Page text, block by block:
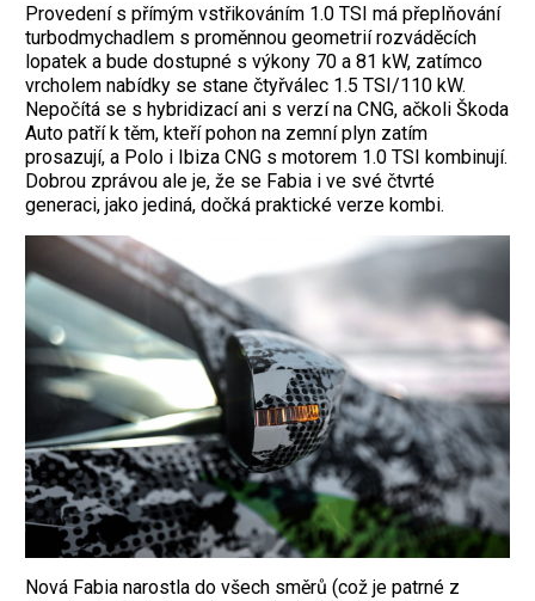
Provedení s přímým vstřikováním 1.0 TSI má přeplňování
turbodmychadlem s proměnnou geometrií rozváděcích
lopatek a bude dostupné s výkony 70 a 81 kW, zatímco
vrcholem nabídky se stane čtyřválec 1.5 TSI/110 kW.
Nepočítá se s hybridizací ani s verzí na CNG, ačkoli Škoda
Auto patří k těm, kteří pohon na zemní plyn zatím
prosazují, a Polo i Ibiza CNG s motorem 1.0 TSI kombinují.
Dobrou zprávou ale je, že se Fabia i ve své čtvrté
generaci, jako jediná, dočká praktické verze kombi.
Nová Fabia narostla do všech směrů (což je patrné z